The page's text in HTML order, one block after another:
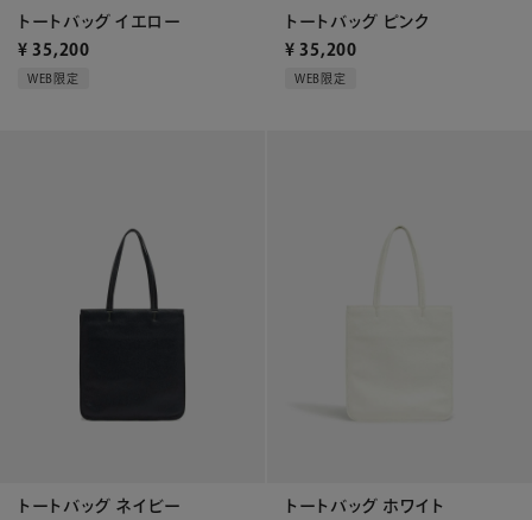
トートバッグ イエロー
¥ 35,200
WEB限定
トートバッグ ピンク
¥ 35,200
WEB限定
トートバッグ ネイビー
トートバッグ ホワイト